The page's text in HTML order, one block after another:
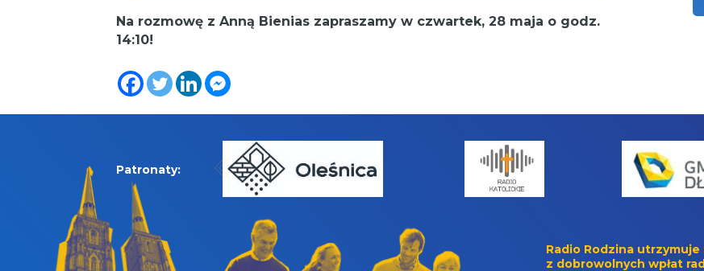
Na rozmowę z Anną Bienias zapraszamy w czwartek, 28 maja o godz.
14:10!
Patronaty:
Radio Rodzina utrzymuje
z dobrowolnych wpłat